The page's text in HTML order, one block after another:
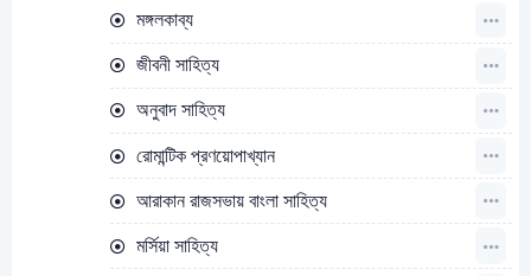
মঙ্গলকাব্য
জীবনী সাহিত্য
অনুবাদ সাহিত্য
রোমান্টিক প্রণয়োপাখ্যান
আরাকান রাজসভায় বাংলা সাহিত্য
মর্সিয়া সাহিত্য